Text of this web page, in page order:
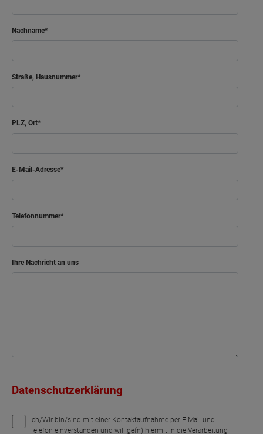
Nachname
Straße, Hausnummer
PLZ, Ort
E-Mail-Adresse
Telefonnummer
Ihre Nachricht an uns
Datenschutzerklärung
Ich/Wir bin/sind mit einer Kontaktaufnahme per E-Mail und
Telefon einverstanden und willige(n) hiermit in die Verarbeitung